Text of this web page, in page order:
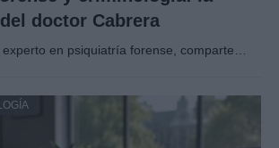
doctor Cabrera
experto en psiquiatría forense, comparte…